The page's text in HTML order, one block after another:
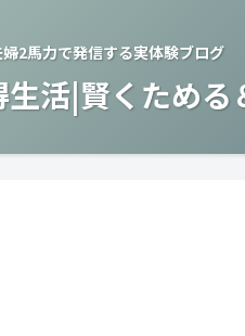
2馬力で発信する実体験ブログ
活|賢くためる